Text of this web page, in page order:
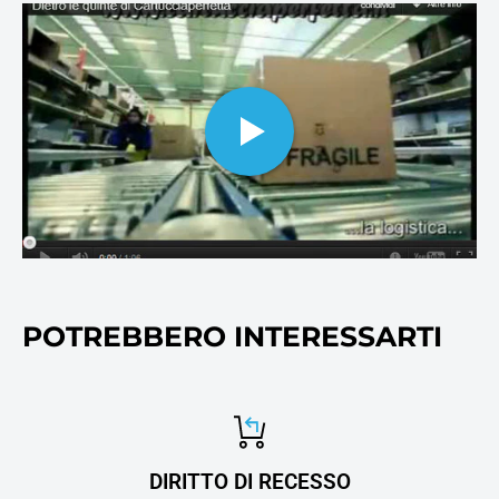
cartucce per stampanti inkjet
ai collettori e molti altri
cosnumabili di stampa, oltre
ovviamente alla carta per
stampanti e fotocopie.
POTREBBERO INTERESSARTI
DIRITTO DI RECESSO